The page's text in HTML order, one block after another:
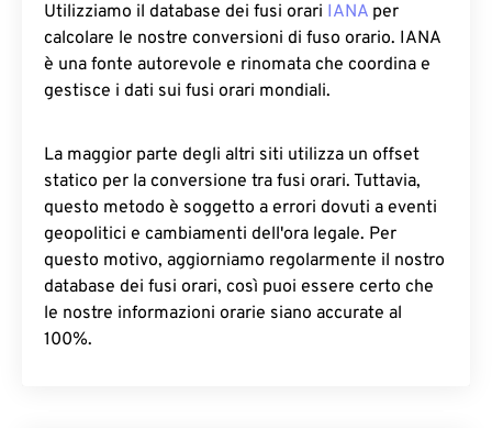
Utilizziamo il database dei fusi orari IANA per
calcolare le nostre conversioni di fuso orario. IANA
è una fonte autorevole e rinomata che coordina e
gestisce i dati sui fusi orari mondiali.
La maggior parte degli altri siti utilizza un offset
statico per la conversione tra fusi orari. Tuttavia,
questo metodo è soggetto a errori dovuti a eventi
geopolitici e cambiamenti dell'ora legale. Per
questo motivo, aggiorniamo regolarmente il nostro
database dei fusi orari, così puoi essere certo che
le nostre informazioni orarie siano accurate al
100%.